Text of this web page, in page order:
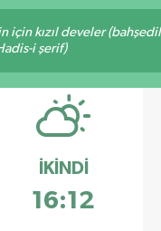
kızıl develer
i şerif)
İKINDI
16:12